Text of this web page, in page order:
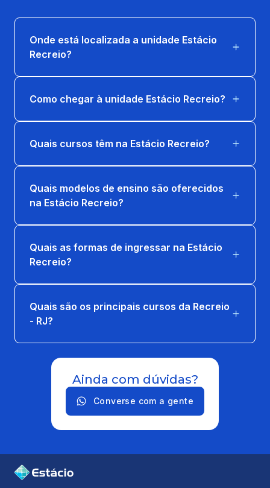
Onde está localizada a unidade Estácio
Recreio?
Como chegar à unidade Estácio Recreio?
Quais cursos têm na Estácio Recreio?
Quais modelos de ensino são oferecidos
na Estácio Recreio?
Quais as formas de ingressar na Estácio
Recreio?
Quais são os principais cursos da Recreio
- RJ?
Ainda com dúvidas?
Converse com a gente